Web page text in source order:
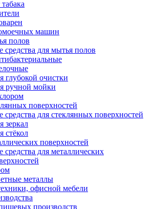
машин
полов
средства для мытья полов
глубокой очистки
ручной мойки
поверхностей
средства для стеклянных поверхностей
зеркал
стёкол
поверхностей
средства для металлических
металлы
офисной мебели
производств